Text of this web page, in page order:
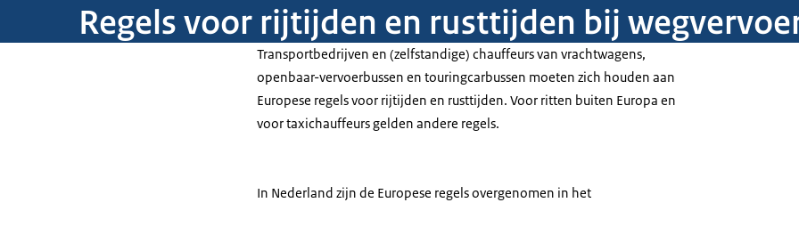
Regels voor rijtijden en rusttijden bij
Transportbedrijven en (zelfstandige) chauffeurs van vrachtwagens,
openbaar-vervoerbussen en touringcarbussen moeten zich houden aan
Europese regels voor rijtijden en rusttijden. Voor ritten buiten Europa en
voor taxichauffeurs gelden andere regels.
In Nederland zijn de Europese regels overgenomen in het